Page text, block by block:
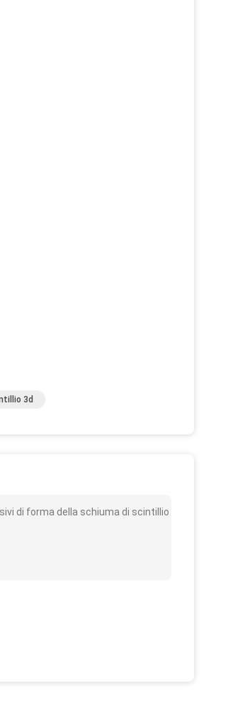
3d
di forma della schiuma di scintillio